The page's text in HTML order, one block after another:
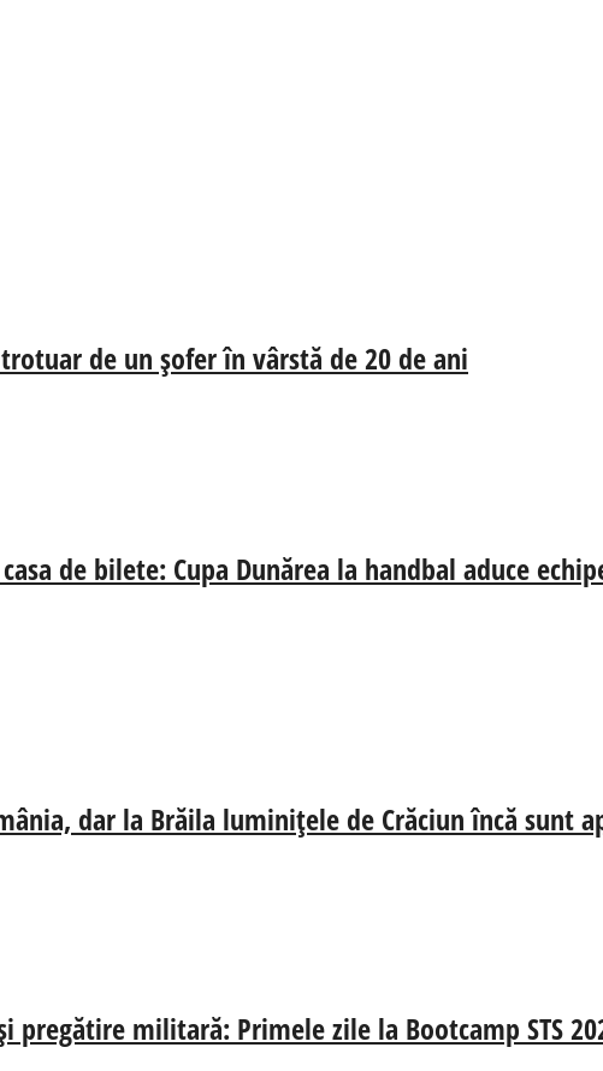
de un șofer în vârstă de 20 de ani
de bilete: Cupa Dunărea la handbal aduce
dar la Brăila luminițele de Crăciun încă sunt
militară: Primele zile la Bootcamp STS